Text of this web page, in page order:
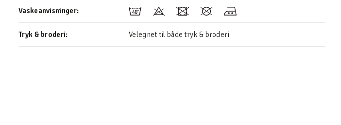
Vaskeanvisninger:
Tryk & broderi: Velegnet til både tryk & broderi